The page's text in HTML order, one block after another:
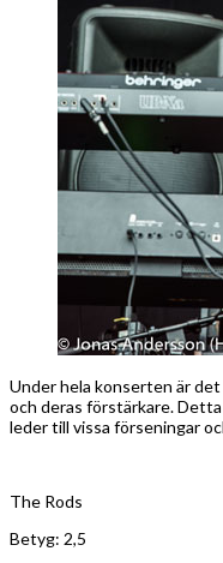
Under hela konserten är
och deras förstärkare.
leder till vissa förseningar
The Rods
Betyg: 2,5